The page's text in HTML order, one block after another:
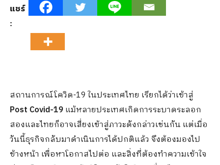
แชร์
:
สถานการณ์โควิด-19 ในประเทศไทย เรียกได้ว่าเข้าสู่
Post Covid-19แม้หลายประเทศเกิดการระบาดระลอก
สองและไทยก็อาจเสี่ยงเข้าสู่ภาวะดังกล่าวเช่นกัน แต่เมื่อ
วันนี้ธุรกิจกลับมาดำเนินการได้ปกติแล้ว จึงต้องมองไป
ข้างหน้า เพื่อหาโอกาสไปต่อ และสิ่งที่ต้องทำความเข้าใจ